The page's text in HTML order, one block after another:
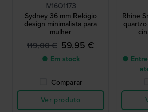
IV16Q1173
Sydney 36 mm Relógio
design minimalista para
mulher
119,00 € 59,95 €
● Em stock
Comparar
Ver produto
Rhine
●